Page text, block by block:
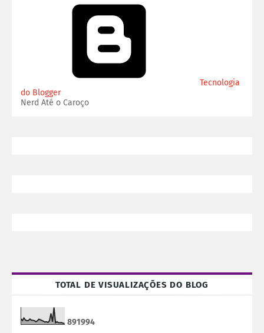
Tecnologia
do Blogger
Nerd Até o Caroço
TOTAL DE VISUALIZAÇÕES DO BLOG
891994